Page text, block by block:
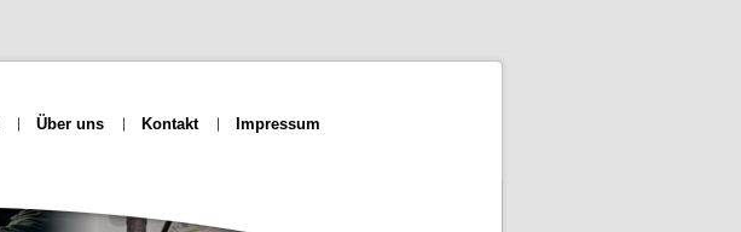
Über uns Kontakt Impressum